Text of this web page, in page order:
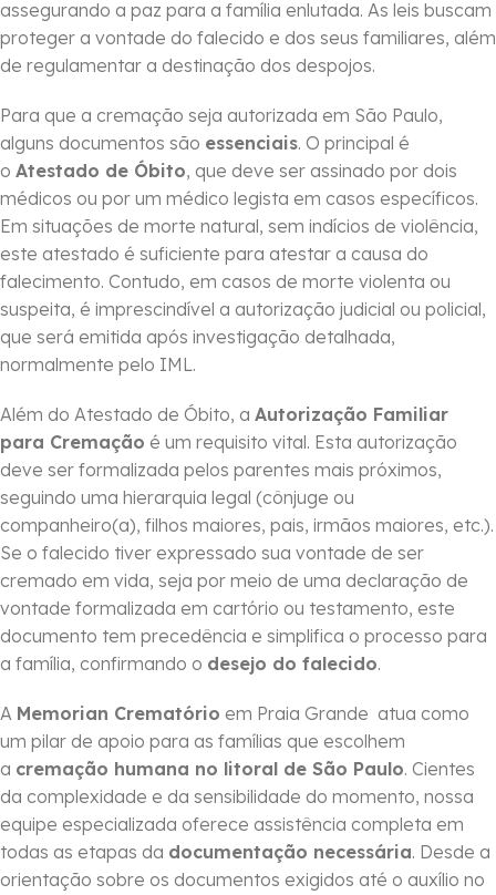
assegurando a paz para a família enlutada. As leis buscam
proteger a vontade do falecido e dos seus familiares, além
de regulamentar a destinação dos despojos.
Para que a cremação seja autorizada em São Paulo,
alguns documentos são essenciais. O principal é
o Atestado de Óbito, que deve ser assinado por dois
médicos ou por um médico legista em casos específicos.
Em situações de morte natural, sem indícios de violência,
este atestado é suficiente para atestar a causa do
falecimento. Contudo, em casos de morte violenta ou
suspeita, é imprescindível a autorização judicial ou policial,
que será emitida após investigação detalhada,
normalmente pelo IML.
Além do Atestado de Óbito, a Autorização Familiar
para Cremação é um requisito vital. Esta autorização
deve ser formalizada pelos parentes mais próximos,
seguindo uma hierarquia legal (cônjuge ou
companheiro(a), filhos maiores, pais, irmãos maiores, etc.).
Se o falecido tiver expressado sua vontade de ser
cremado em vida, seja por meio de uma declaração de
vontade formalizada em cartório ou testamento, este
documento tem precedência e simplifica o processo para
a família, confirmando o desejo do falecido.
A Memorian Crematório em Praia Grande atua como
um pilar de apoio para as famílias que escolhem
a cremação humana no litoral de São Paulo. Cientes
da complexidade e da sensibilidade do momento, nossa
equipe especializada oferece assistência completa em
todas as etapas da documentação necessária. Desde a
orientação sobre os documentos exigidos até o auxílio no